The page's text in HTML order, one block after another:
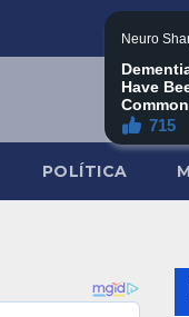
POLÍTICA